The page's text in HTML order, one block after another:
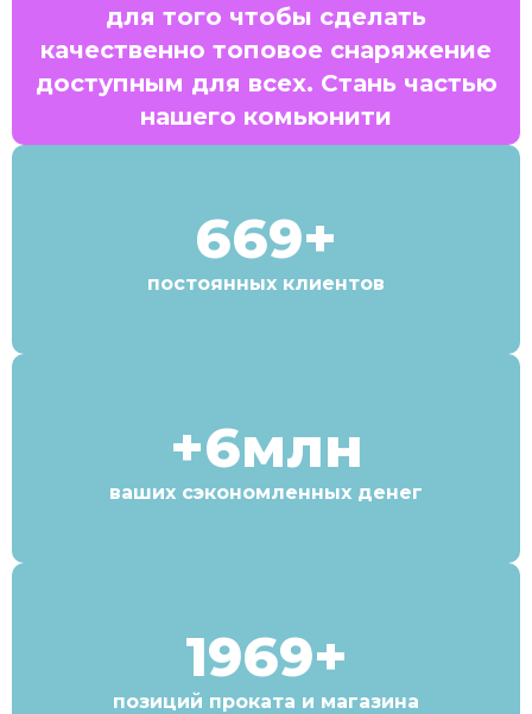
для того чтобы сделать
качественно топовое снаряжение
доступным для всех. Стань частью
нашего комьюнити
669+
постоянных клиентов
+6млн
ваших сэкономленных денег
1969+
позиций проката и магазина